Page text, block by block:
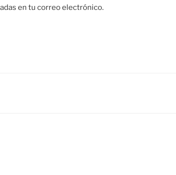
en tu correo electrónico.